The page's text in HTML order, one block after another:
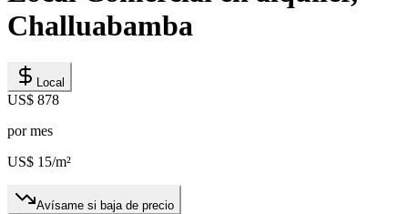
Challuabamba
Local
US$ 878
por mes
US$ 15/m²
Avísame si baja de precio